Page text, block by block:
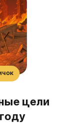
цели